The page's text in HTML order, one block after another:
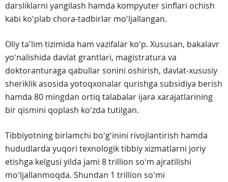
darsliklarni yangilash hamda kompyuter sinflari ochish
kabi koʻplab chora-tadbirlar moʻljallangan.
Oliy taʼlim tizimida ham vazifalar koʻp. Xususan, bakalavr
yoʻnalishida davlat grantlari, magistratura va
doktoranturaga qabullar sonini oshirish, davlat-xususiy
sheriklik asosida yotoqxonalar qurishga subsidiya berish
hamda 80 mingdan ortiq talabalar ijara xarajatlarining
bir qismini qoplash koʻzda tutilgan.
Tibbiyotning birlamchi boʻgʻinini rivojlantirish hamda
hududlarda yuqori texnologik tibbiy xizmatlarni joriy
etishga kelgusi yilda jami 8 trillion soʻm ajratilishi
moʻljallanmoqda. Shundan 1 trillion soʻmi